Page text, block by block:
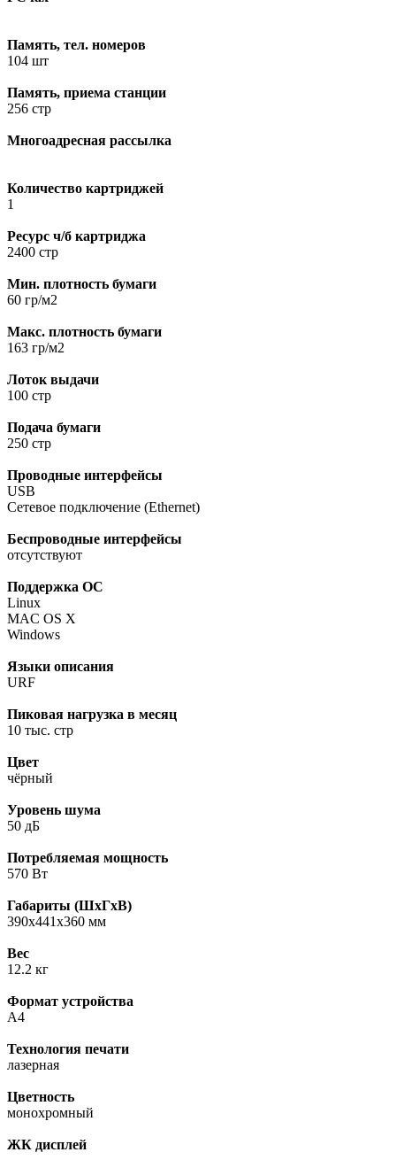
Память, тел. номеров
104 шт
Память, приема станции
256 стр
Многоадресная рассылка
Количество картриджей
1
Ресурс ч/б картриджа
2400 стр
Мин. плотность бумаги
60 гр/м2
Макс. плотность бумаги
163 гр/м2
Лоток выдачи
100 стр
Подача бумаги
250 стр
Проводные интерфейсы
USB
Сетевое подключение (Ethernet)
Беспроводные интерфейсы
отсутствуют
Поддержка ОС
Linux
MAC OS X
Windows
Языки описания
URF
Пиковая нагрузка в месяц
10 тыс. стр
Цвет
чёрный
Уровень шума
50 дБ
Потребляемая мощность
570 Вт
Габариты (ШхГхВ)
390x441x360 мм
Вес
12.2 кг
Формат устройства
A4
Технология печати
лазерная
Цветность
монохромный
ЖК дисплей